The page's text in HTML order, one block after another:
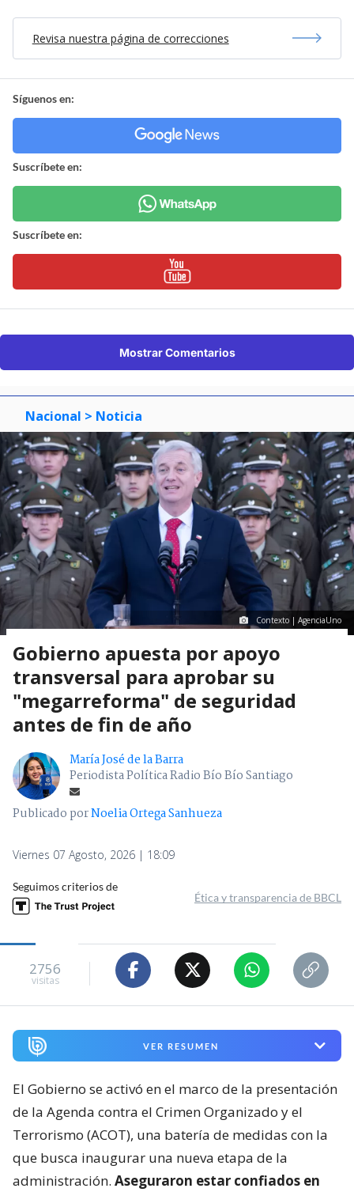
Revisa nuestra página de correcciones
Síguenos en:
Suscríbete en:
Suscríbete en:
Mostrar Comentarios
Nacional > Noticia
Contexto | AgenciaUno
Gobierno apuesta por apoyo
transversal para aprobar su
"megarreforma" de seguridad
antes de fin de año
María José de la Barra
Periodista Política Radio Bío Bío Santiago
Publicado porNoelia Ortega Sanhueza
Viernes 07 Agosto, 2026 | 18:09
Seguimos criterios de
Ética y transparencia de BBCL
2756
visitas
VER RESUMEN
El Gobierno se activó en el marco de la presentación
de la Agenda contra el Crimen Organizado y el
Terrorismo (ACOT), una batería de medidas con la
que busca inaugurar una nueva etapa de la
administración. Aseguraron estar confiados en